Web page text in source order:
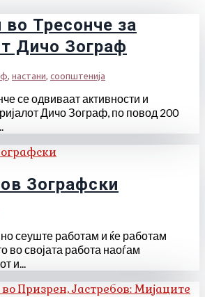
Тресонче за
Дичо Зограф
настани соопштенија
се одвиваат активности и
Дичо Зограф, по повод 200
Зографски
сеуште работам и ќе работам
во својата работа наоѓам
и...